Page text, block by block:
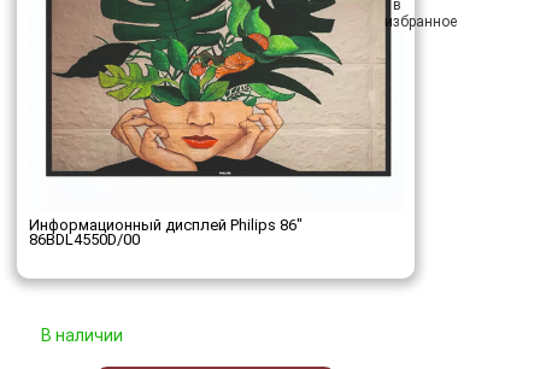
Информационный дисплей Philips 86"
86BDL4550D/00
В наличии